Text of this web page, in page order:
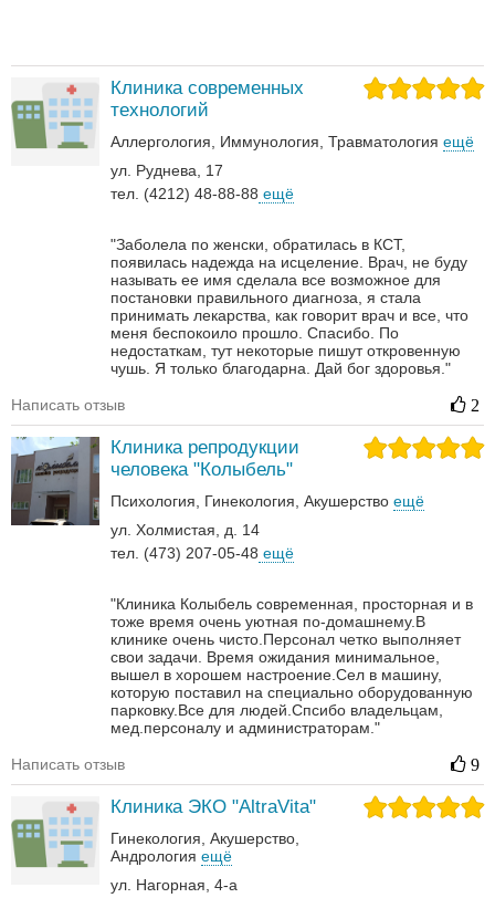
Клиника современных
технологий
Аллергология Иммунология Травматология ещё
ул. Руднева, 17
тел. (4212) 48-88-88 ещё
"Заболела по женски, обратилась в КСТ,
появилась надежда на исцеление. Врач, не буду
называть ее имя сделала все возможное для
постановки правильного диагноза, я стала
принимать лекарства, как говорит врач и все, что
меня беспокоило прошло. Спасибо. По
недостаткам, тут некоторые пишут откровенную
чушь. Я только благодарна. Дай бог здоровья."
Написать отзыв 2
Клиника репродукции
человека "Колыбель"
Психология Гинекология Акушерство ещё
ул. Холмистая, д. 14
тел. (473) 207-05-48 ещё
"Клиника Колыбель современная, просторная и в
тоже время очень уютная по-домашнему.В
клинике очень чисто.Персонал четко выполняет
свои задачи. Время ожидания минимальное,
вышел в хорошем настроение.Сел в машину,
которую поставил на специально оборудованную
парковку.Все для людей.Спсибо владельцам,
мед.персоналу и администраторам."
Написать отзыв 9
Клиника ЭКО "AltraVita"
Гинекология Акушерство
Андрология‎ ещё
ул. Нагорная, 4-а